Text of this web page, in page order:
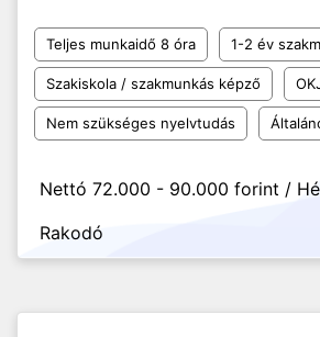
Teljes munkaidő 8 óra 1-2 év
Szakiskola / szakmunkás képző
Nem szükséges nyelvtudás
Nettó 72.000 - 90.000 forint /
Rakodó